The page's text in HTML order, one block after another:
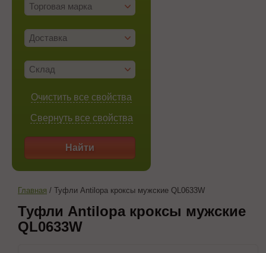
Торговая марка
Доставка
Склад
Очистить все свойства
Свернуть все свойства
Найти
Главная / Туфли Antilopa кроксы мужские QL0633W
Туфли Antilopa кроксы мужские
QL0633W